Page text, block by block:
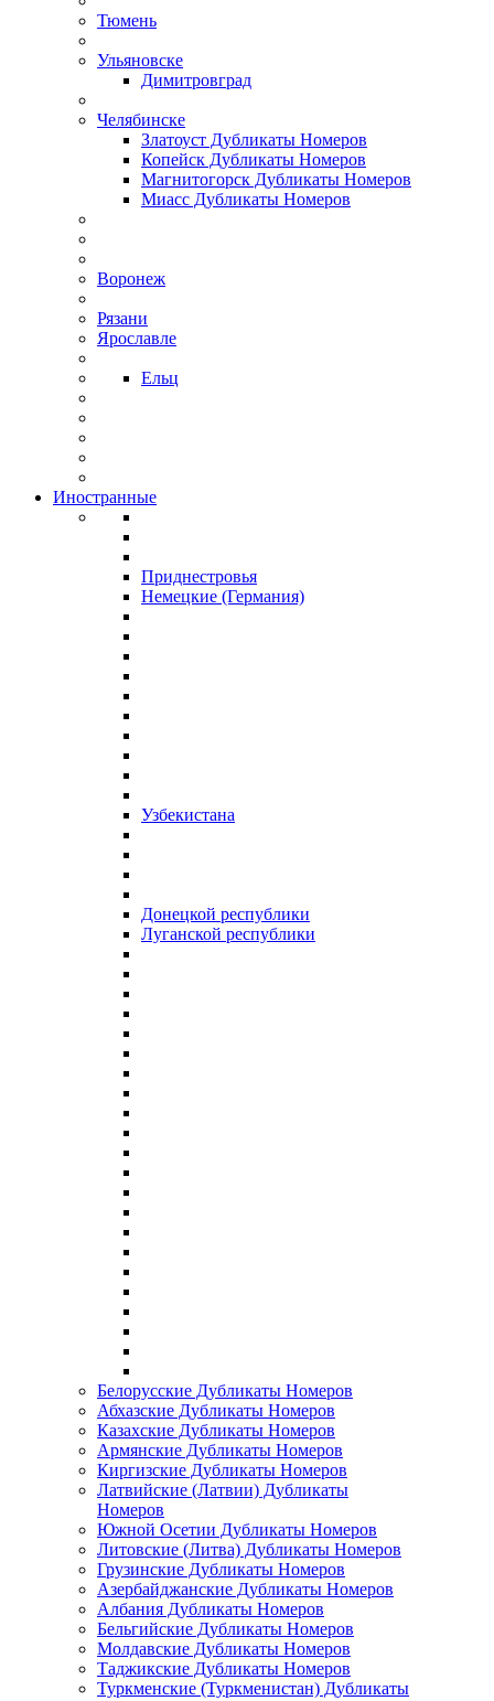
Тюмень
Ульяновске
Димитровград
Челябинске
Златоуст Дубликаты Номеров
Копейск Дубликаты Номеров
Магнитогорск Дубликаты Номеров
Миасс Дубликаты Номеров
Воронеж
Рязани
Ярославле
Ельц
Иностранные
Приднестровья
Немецкие (Германия)
Узбекистана
Донецкой республики
Луганской республики
Белорусские Дубликаты Номеров
Абхазские Дубликаты Номеров
Казахские Дубликаты Номеров
Армянские Дубликаты Номеров
Киргизские Дубликаты Номеров
Латвийские (Латвии) Дубликаты
Номеров
Южной Осетии Дубликаты Номеров
Литовские (Литва) Дубликаты Номеров
Грузинские Дубликаты Номеров
Азербайджанские Дубликаты Номеров
Албания Дубликаты Номеров
Бельгийские Дубликаты Номеров
Молдавские Дубликаты Номеров
Таджикские Дубликаты Номеров
Туркменские (Туркменистан) Дубликаты